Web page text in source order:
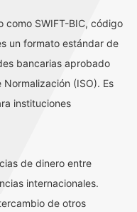
como SWIFT-BIC, código
un formato estándar de
bancarias aprobado
(ISO). Es
instituciones
de dinero entre
internacionales.
de otros